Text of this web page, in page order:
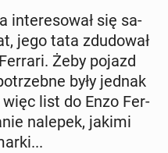
in­te­re­so­wał się sa­
jego tata zdu­do­wał
Żeby pojazd
były jednak
więc list do Enzo Fer­
nalepek, jakimi